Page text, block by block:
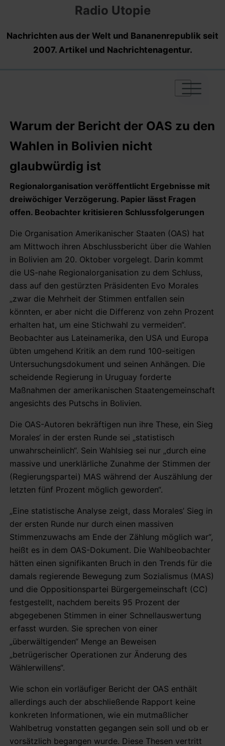
Radio Utopie
Nachrichten aus der Welt und Bananenrepublik seit
2007. Artikel und Nachrichtenagentur.
|
|
|
Warum der Bericht der OAS zu den
Wahlen in Bolivien nicht
glaubwürdig ist
Regionalorganisation veröffentlicht Ergebnisse mit
dreiwöchiger Verzögerung. Papier lässt Fragen
offen. Beobachter kritisieren Schlussfolgerungen
Die Organisation Amerikanischer Staaten (OAS) hat
am Mittwoch ihren Abschlussbericht über die Wahlen
in Bolivien am 20. Oktober vorgelegt. Darin kommt
die US-nahe Regionalorganisation zu dem Schluss,
dass auf den gestürzten Präsidenten Evo Morales
„zwar die Mehrheit der Stimmen entfallen sein
könnten, er aber nicht die Differenz von zehn Prozent
erhalten hat, um eine Stichwahl zu vermeiden“.
Beobachter aus Lateinamerika, den USA und Europa
übten umgehend Kritik an dem rund 100-seitigen
Untersuchungsdokument und seinen Anhängen. Die
scheidende Regierung in Uruguay forderte
Maßnahmen der amerikanischen Staatengemeinschaft
angesichts des Putschs in Bolivien.
Die OAS-Autoren bekräftigen nun ihre These, ein Sieg
Morales‘ in der ersten Runde sei „statistisch
unwahrscheinlich“. Sein Wahlsieg sei nur „durch eine
massive und unerklärliche Zunahme der Stimmen der
(Regierungspartei) MAS während der Auszählung der
letzten fünf Prozent möglich geworden“.
„Eine statistische Analyse zeigt, dass Morales’ Sieg in
der ersten Runde nur durch einen massiven
Stimmenzuwachs am Ende der Zählung möglich war“,
heißt es in dem OAS-Dokument. Die Wahlbeobachter
hätten einen signifikanten Bruch in den Trends für die
damals regierende Bewegung zum Sozialismus (MAS)
und die Oppositionspartei Bürgergemeinschaft (CC)
festgestellt, nachdem bereits 95 Prozent der
abgegebenen Stimmen in einer Schnellauswertung
erfasst wurden. Sie sprechen von einer
„überwältigenden“ Menge an Beweisen
„betrügerischer Operationen zur Änderung des
Wählerwillens“.
Wie schon ein vorläufiger Bericht der OAS enthält
allerdings auch der abschließende Rapport keine
konkreten Informationen, wie ein mutmaßlicher
Wahlbetrug vonstatten gegangen sein soll und ob er
vorsätzlich begangen wurde. Diese Thesen vertritt